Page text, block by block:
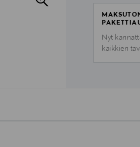
Nyt
kaikkien